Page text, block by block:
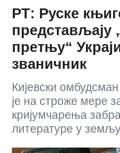
РТ: Руске
представљају
претњу“
званичник
Кијевски омбудсман
је на строже мере
кријумчарења
литературе у